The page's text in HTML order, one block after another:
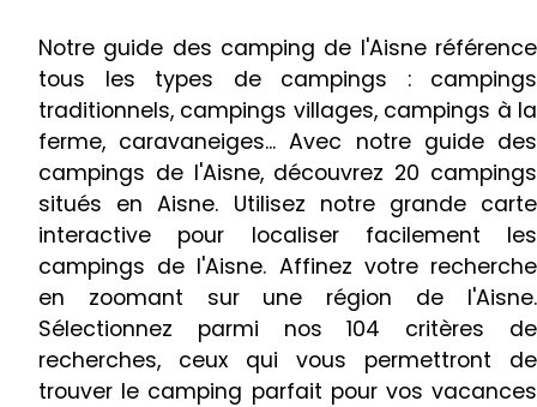
Notre guide des camping de l'Aisne référence
tous les types de campings : campings
traditionnels, campings villages, campings à la
ferme, caravaneiges... Avec notre guide des
campings de l'Aisne, découvrez 20 campings
situés en Aisne. Utilisez notre grande carte
interactive pour localiser facilement les
campings de l'Aisne. Affinez votre recherche
en zoomant sur une région de l'Aisne.
Sélectionnez parmi nos 104 critères de
recherches, ceux qui vous permettront de
trouver le camping parfait pour vos vacances